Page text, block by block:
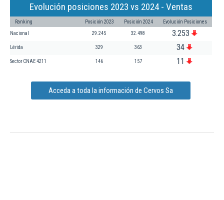
Evolución posiciones 2023 vs 2024 - Ventas
Ranking Posición 2023 Posición 2024 Evolución Posiciones
Nacional 29.245 32.498 3.253
Lérida 329 363 34
Sector CNAE 4211 146 157 11
Acceda a toda la información de Cervos Sa